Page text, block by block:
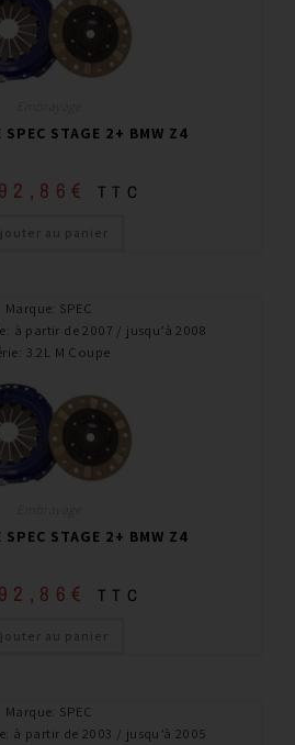
SPEC STAGE 2+ BMW Z4
€ TTC
au panier
Marque: SPEC
: à partir de 2007 / jusqu’à 2008
: 3.2L M Coupe
SPEC STAGE 2+ BMW Z4
€ TTC
au panier
Marque: SPEC
: à partir de 2003 / jusqu’à 2005